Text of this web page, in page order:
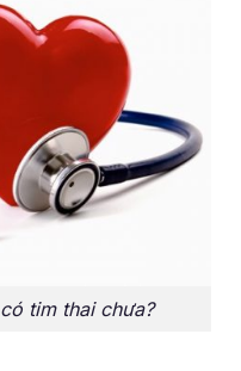
tim thai chưa?